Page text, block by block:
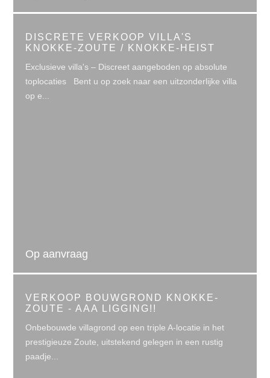
DISCRETE VERKOOP VILLA'S
KNOKKE-ZOUTE / KNOKKE-HEIST
Exclusieve villa's – Discreet aangeboden op absolute
toplocaties Bent u op zoek naar een uitzonderlijke villa
op e...
Op aanvraag
VERKOOP BOUWGROND KNOKKE-
ZOUTE - AAA LIGGING!!
Onbebouwde villagrond op een triple A-locatie in het
prestigieuze Zoute, uitstekend gelegen in een rustig
paadje...